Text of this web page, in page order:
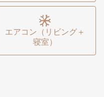
エアコン（リビング＋
寝室）